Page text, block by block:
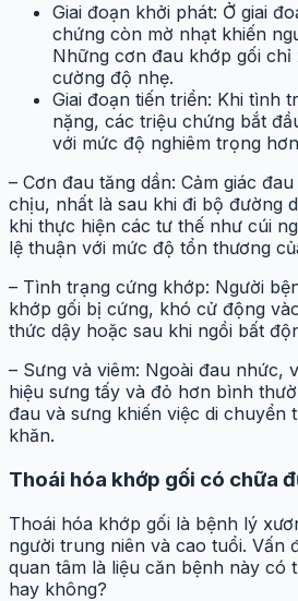
Giai đoạn khởi phát: Ở giai
chứng còn mờ nhạt khiến
Những cơn đau khớp gối chỉ
cường độ nhẹ.
Giai đoạn tiến triển: Khi tình
nặng, các triệu chứng bắt
với mức độ nghiêm trọng
– Cơn đau tăng dần: Cảm giác
chịu, nhất là sau khi đi bộ đường
khi thực hiện các tư thế như cúi
lệ thuận với mức độ tổn thương
– Tình trạng cứng khớp: Người
khớp gối bị cứng, khó cử động
thức dậy hoặc sau khi ngồi bất
– Sưng và viêm: Ngoài đau nhức,
hiệu sưng tấy và đỏ hơn bình
đau và sưng khiến việc di chuyển
khăn.
Thoái hóa khớp gối có chữa
Thoái hóa khớp gối là bệnh lý
người trung niên và cao tuổi. Vấn
quan tâm là liệu căn bệnh này có
hay không?